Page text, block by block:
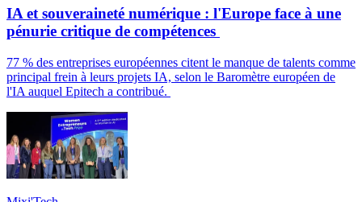
IA et souveraineté numérique : l'Europe face à une
pénurie critique de compétences
77 % des entreprises européennes citent le manque de talents comme
principal frein à leurs projets IA, selon le Baromètre européen de
l'IA auquel Epitech a contribué.